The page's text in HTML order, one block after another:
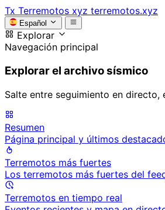
Tx Terremotos xyz terremotos.xyz
Español
Explorar
Navegación principal
Explorar el archivo sísmico
Salte entre seguimiento en
Resumen
Página principal y últimos
Terremotos más fuertes
Los terremotos más fuertes del
Terremotos en tiempo real